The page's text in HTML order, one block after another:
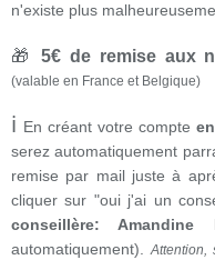
n'existe plus
🎁 5€ de remise aux
(valable en France et Belgique)
ℹ En créant votre compte
serez automatiquement
remise par mail juste à
cliquer sur "oui j'ai un
conseillère: Amandine
automatiquement).